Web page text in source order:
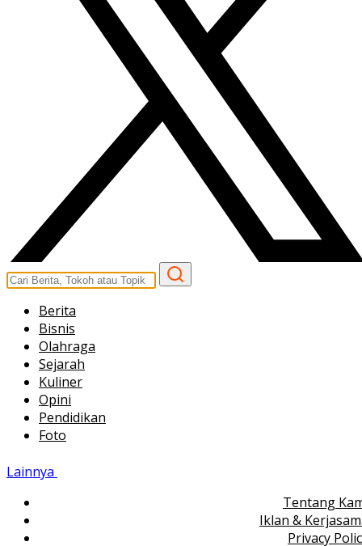
Berita
Bisnis
Olahraga
Sejarah
Kuliner
Opini
Pendidikan
Foto
Lainnya
Tentang
Iklan &
Privacy